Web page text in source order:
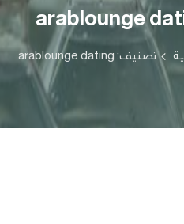
arablounge
تصنيف: arablounge dating